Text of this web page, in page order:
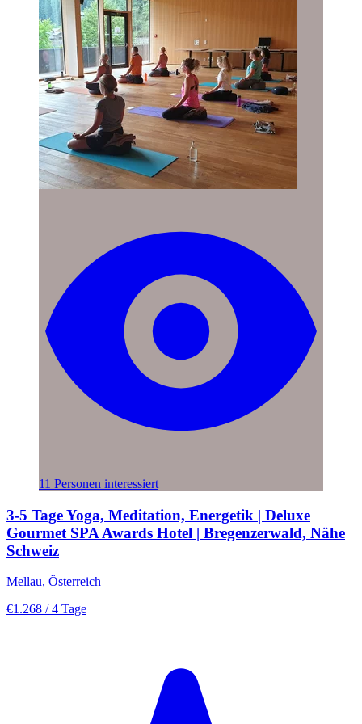
11 Personen interessiert
3-5 Tage Yoga, Meditation, Energetik | Deluxe
Gourmet SPA Awards Hotel | Bregenzerwald, Nähe
Schweiz
Mellau, Österreich
€1.268 / 4 Tage